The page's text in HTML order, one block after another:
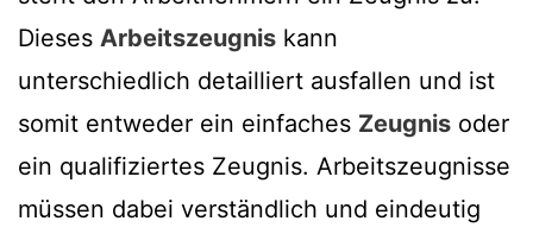
Dieses Arbeitszeugnis kann
unterschiedlich detailliert ausfallen und ist
somit entweder ein einfaches Zeugnis oder
ein qualifiziertes Zeugnis. Arbeitszeugnisse
müssen dabei verständlich und eindeutig